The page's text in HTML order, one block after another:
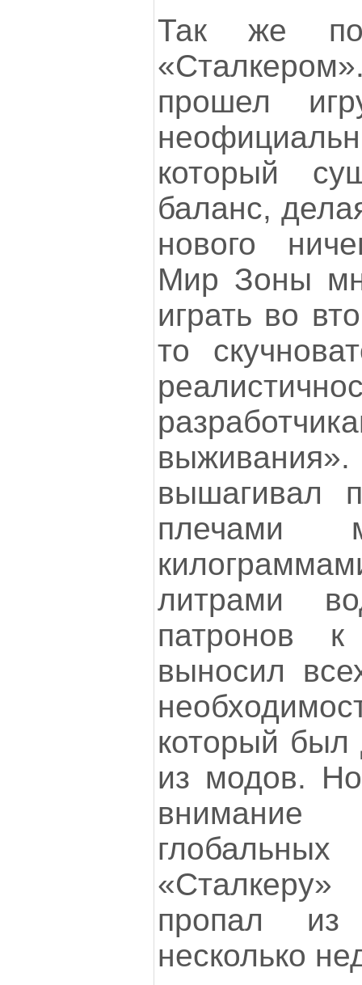
Так же
прошел
который
баланс,
нового
Мир Зоны
играть во
то
вышагивал
литрами
патронов
выносил
который был
из модов.
пропал из
несколько